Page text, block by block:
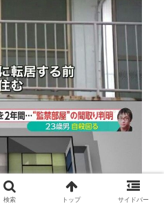
検索 トップ サイドバー